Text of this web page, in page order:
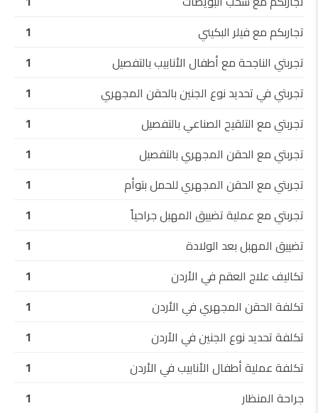
تجاربكم مع فيلر البكيني
1
تجربتي الناجحة مع أطفال الأنابيب بالتفصيل
1
تجربتي في تحديد نوع الجنين بالحقن المجهري
1
تجربتي مع التلقيح الصناعي بالتفصيل
1
تجربتي مع الحقن المجهري بالتفصيل
1
تجربتي مع الحقن المجهري للحمل بتوأم
1
تجربتي مع عملية تضييق المهبل جراحياً
1
تضييق المهبل بعد الولادة
1
تكاليف علاج العقم في الأردن
1
تكلفة الحقن المجهري في الأردن
1
تكلفة تحديد نوع الجنين في الأردن
1
تكلفة عملية أطفال الأنابيب في الأردن
1
جراحة المنظار
1